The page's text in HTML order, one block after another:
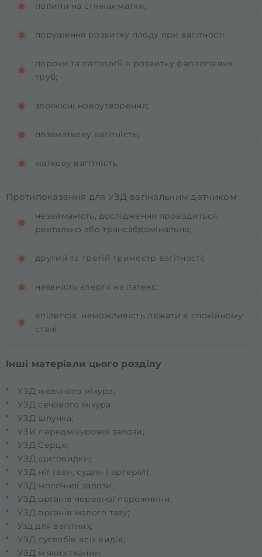
полипи на стінках матки;
порушення розвитку плоду при вагітності;
пороки та патології в розвитку фаллопієвих
труб;
злоякісні новоутворення;
позаматкову вагітність;
маткову вагітність.
Протипоказання для УЗД вагінальним датчиком
незайманість, дослідження проводиться
ректально або трансабдомінально;
другий та третій триместр вагітності;
наявність алергії на латекс;
епілепсія, неможливість лежати в спокійному
стані.
Інші матеріали цього розділу
УЗД жовчного міхура;
УЗД сечового міхура;
УЗД шлунка;
УЗИ передміхурової залози;
УЗД Серця;
УЗД щитовидки;
УЗД ніг (вен, судин і артерій);
УЗД молочної залози;
УЗД органів черевної порожнини;
УЗД органів малого тазу;
Узд для вагітних;
УЗД суглобів всіх видів;
УЗД м’яких тканин;